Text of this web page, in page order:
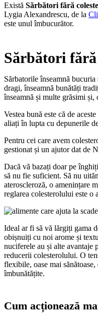
Există Sărbători fără
Lygia Alexandrescu, de la
este unul îmbucurător.
Sărbători fără
Sărbatorile înseamnă
dragi, înseamnă bunătăți
înseamnă și multe grăsimi și,
Vestea bună este că de
aliați în lupta cu depunerile
Pentru cei care avem
gestionat și un ajutor dat de
Dacă vă bazați doar pe
să nu fie suficient. Să nu
ateroscleroză, o amenințare
reglarea colesterolului este o
Ideal ar fi să vă lărgiți gama
obișnuiți cu noi arome și
nuciferele au și alte avantaje
reducerii colesterolului. O
flexibile, oase mai
îmbunătățite.
Cum acționează